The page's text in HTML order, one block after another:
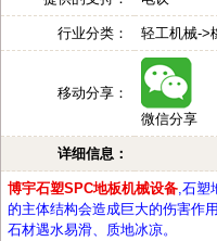
行业分类： 轻工机械->
移动分享：
微信分享
详细信息：
博宇石塑SPC地板机械设备,石塑
的主体结构会造成巨大的伤害作用
石材遇水易滑、质地冰凉。